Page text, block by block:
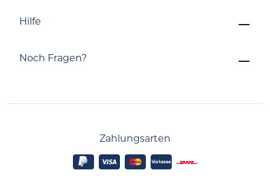
Noch Fragen?
Hilfe
Zahlungsarten